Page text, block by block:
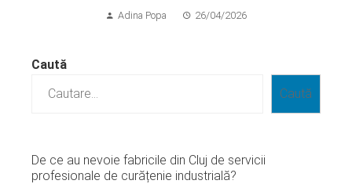
Adina Popa 26/04/2026
Caută
Caută
De ce au nevoie fabricile din Cluj de servicii
profesionale de curățenie industrială?